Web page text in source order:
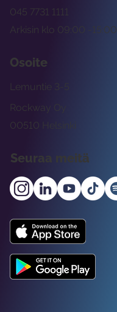
Arkisin klo 09:00 -15:00
045 7731 1111
Osoite
Rockway Oy
Lemuntie 3-5
00510 Helsinki
Seuraa meitä